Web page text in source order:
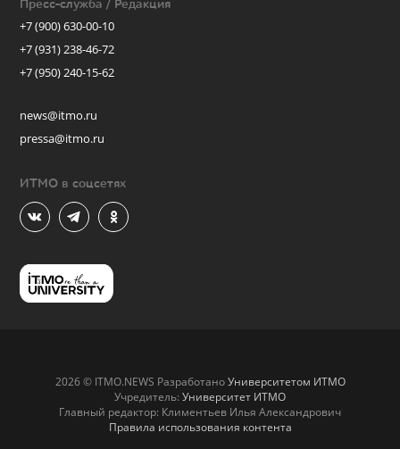
Пресс-служба / Редакция
+7 (900) 630-00-10
+7 (931) 238-46-72
+7 (950) 240-15-62
news@itmo.ru
pressa@itmo.ru
ИТМО в соцсетях
2026 © ITMO.NEWS РазработаноУниверситетом ИТМО
Учредитель: Университет ИТМО
Главный редактор: Климентьев Илья Александрович
Правила использования контента